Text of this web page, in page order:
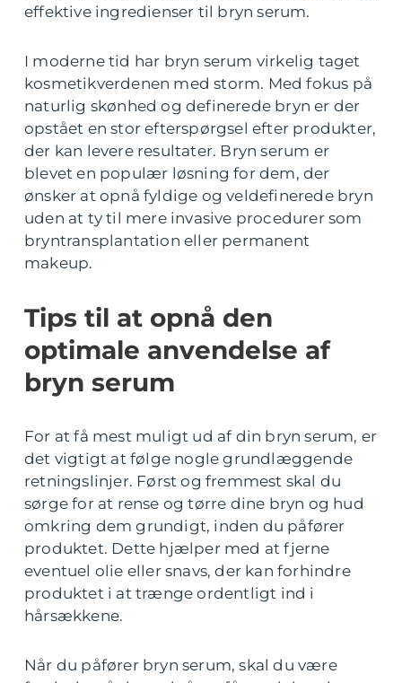
effektive ingredienser til bryn serum.
I moderne tid har bryn serum virkelig taget
kosmetikverdenen med storm. Med fokus på
naturlig skønhed og definerede bryn er der
opstået en stor efterspørgsel efter produkter,
der kan levere resultater. Bryn serum er
blevet en populær løsning for dem, der
ønsker at opnå fyldige og veldefinerede bryn
uden at ty til mere invasive procedurer som
bryntransplantation eller permanent
makeup.
Tips til at opnå den
optimale anvendelse af
bryn serum
For at få mest muligt ud af din bryn serum, er
det vigtigt at følge nogle grundlæggende
retningslinjer. Først og fremmest skal du
sørge for at rense og tørre dine bryn og hud
omkring dem grundigt, inden du påfører
produktet. Dette hjælper med at fjerne
eventuel olie eller snavs, der kan forhindre
produktet i at trænge ordentligt ind i
hårsækkene.
Når du påfører bryn serum, skal du være